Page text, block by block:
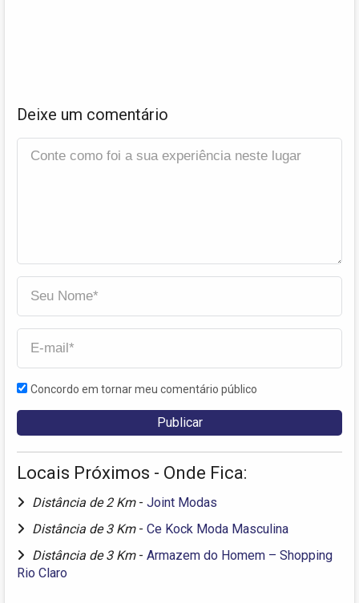
Deixe um comentário
Concordo em tornar meu comentário público
Locais Próximos - Onde Fica:
Distância de 2 Km - Joint Modas
Distância de 3 Km - Ce Kock Moda Masculina
Distância de 3 Km - Armazem do Homem – Shopping
Rio Claro